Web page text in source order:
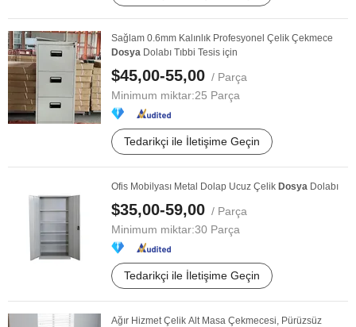
Sağlam 0.6mm Kalınlık Profesyonel Çelik Çekmece
Dosya Dolabı Tıbbi Tesis için
$45,00-55,00 / Parça
Minimum miktar:25 Parça
Tedarikçi ile İletişime Geçin
Ofis Mobilyası Metal Dolap Ucuz Çelik Dosya Dolabı
$35,00-59,00 / Parça
Minimum miktar:30 Parça
Tedarikçi ile İletişime Geçin
Ağır Hizmet Çelik Alt Masa Çekmecesi, Pürüzsüz